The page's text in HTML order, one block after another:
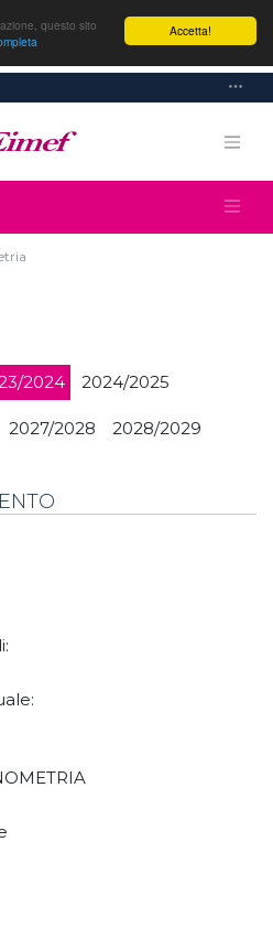
Accetta!
questo sito
2024 2024/2025
2027/2028 2028/2029